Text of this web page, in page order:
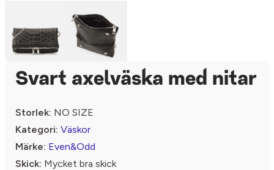
Svart axelväska med nitar
Storlek: NO SIZE
Kategori: Väskor
Märke: Even&Odd
Skick: Mycket bra skick